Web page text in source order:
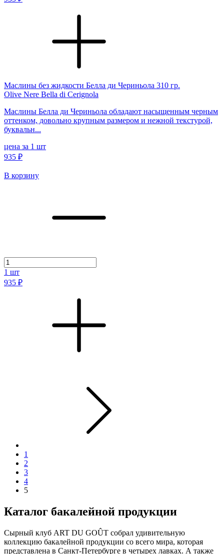
Маслины без жидкости Белла ди Чериньола 310 гр.
Olive Nere Bella di Cerignola
Маслины Белла ди Чериньола обладают насыщенным черным
оттенком, довольно крупным размером и нежной текстурой,
буквальн...
цена за 1 шт
935 ₽
В корзину
1 шт
935 ₽
1
2
3
4
5
Каталог бакалейной продукции
Сырный клуб ART DU GOÛT собрал удивительную
коллекцию бакалейной продукции со всего мира, которая
представлена в Санкт-Петербурге в четырех лавках. А также